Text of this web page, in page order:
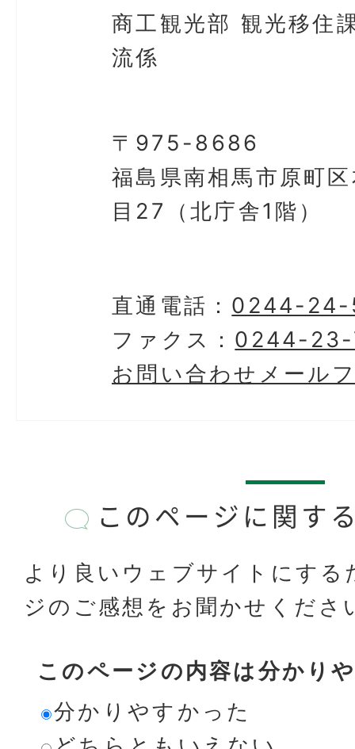
商工観光部 観光移住
流係
〒975-8686
福島県南相馬市原町
目27（北庁舎1階）
直通電話： 0244-
ファクス： 0244-
お問い合わせメール
このページに関す
より良いウェブサイトにする
ジのご感想をお聞かせくださ
このページの内容は分かり
分かりやすかった